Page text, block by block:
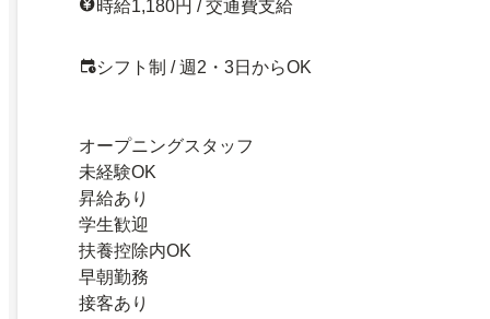
時給1,180円 / 交通費支給
シフト制 / 週2・3日からOK
オープニングスタッフ
未経験OK
昇給あり
学生歓迎
扶養控除内OK
早朝勤務
接客あり